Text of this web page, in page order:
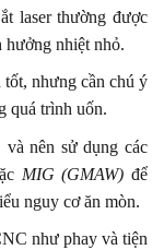
laser thường được
hưởng nhiệt nhỏ.
nhưng cần chú ý
quá trình uốn.
nên sử dụng các
MIG (GMAW) để
nguy cơ ăn mòn.
như phay và tiện